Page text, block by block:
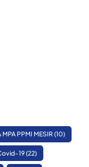
MPA PPMI MESIR(10)
19(22)